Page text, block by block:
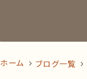
follow us!
ホーム ブログ一覧